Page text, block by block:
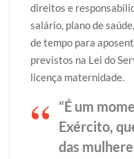
direitos e
salário, plano de
de tempo para
previstos na Lei do
licença maternidade.
“É um
Exército,
das